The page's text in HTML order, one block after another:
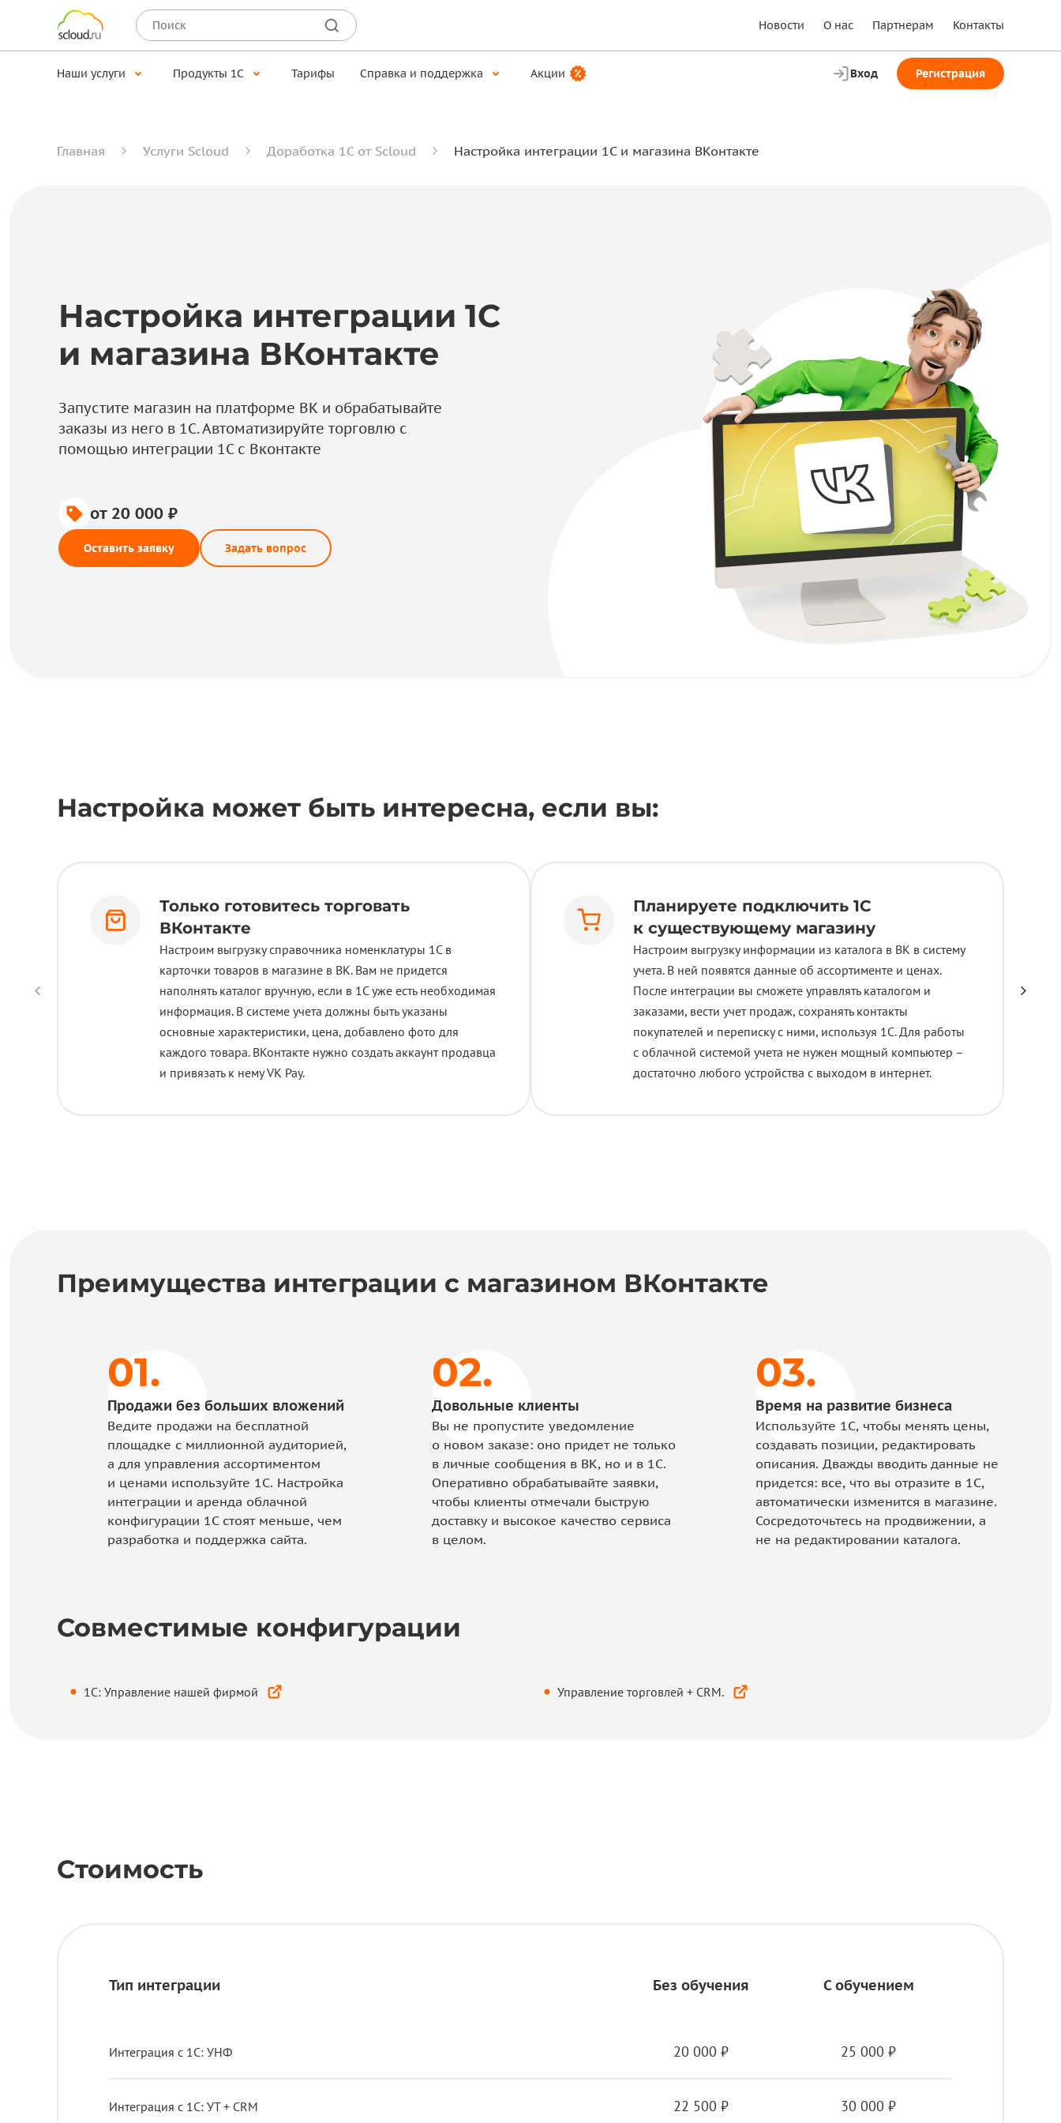
Новости О нас Партнерам Контакты
Наши услуги Продукты 1С Тарифы Справка и поддержка Акции Вход Регистрация
Главная Услуги Scloud Доработка 1С от Scloud Настройка интеграции 1С и магазина ВКонтакте
Настройка интеграции 1С
и магазина ВКонтакте
Запустите магазин на платформе ВК и обрабатывайте
заказы из него в 1С. Автоматизируйте торговлю с
помощью интеграции 1С с Вконтакте
от 20 000 ₽
Оставить заявку Задать вопрос
Настройка может быть интересна, если вы:
Только готовитесь торговать
ВКонтакте
Настроим выгрузку справочника номенклатуры 1С в
карточки товаров в магазине в ВК. Вам не придется
наполнять каталог вручную, если в 1С уже есть необходимая
информация. В системе учета должны быть указаны
основные характеристики, цена, добавлено фото для
каждого товара. ВКонтакте нужно создать аккаунт продавца
и привязать к нему VK Pay.
Планируете подключить 1С
к существующему магазину
Настроим выгрузку информации из каталога в ВК в систему
учета. В ней появятся данные об ассортименте и ценах.
После интеграции вы сможете управлять каталогом и
заказами, вести учет продаж, сохранять контакты
покупателей и переписку с ними, используя 1С. Для работы
с облачной системой учета не нужен мощный компьютер –
достаточно любого устройства с выходом в интернет.
Преимущества интеграции с магазином ВКонтакте
Продажи без больших вложений
Ведите продажи на бесплатной
площадке с миллионной аудиторией,
а для управления ассортиментом
и ценами используйте 1С. Настройка
интеграции и аренда облачной
конфигурации 1С стоят меньше, чем
разработка и поддержка сайта.
Довольные клиенты
Вы не пропустите уведомление
о новом заказе: оно придет не только
в личные сообщения в ВК, но и в 1С.
Оперативно обрабатывайте заявки,
чтобы клиенты отмечали быструю
доставку и высокое качество сервиса
в целом.
Время на развитие бизнеса
Используйте 1С, чтобы менять цены,
создавать позиции, редактировать
описания. Дважды вводить данные не
придется: все, что вы отразите в 1С,
автоматически изменится в магазине.
Сосредоточьтесь на продвижении, а
не на редактировании каталога.
Совместимые конфигурации
1С: Управление нашей фирмой Управление торговлей + CRM.
Стоимость
Тип интеграции Без обучения С обучением
Интеграция с 1С: УНФ 20 000 ₽ 25 000 ₽
Интеграция с 1С: УТ + CRM 22 500 ₽ 30 000 ₽